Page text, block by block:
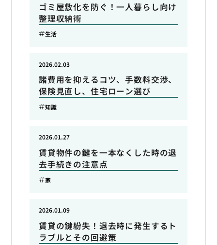
ゴミ屋敷化を防ぐ！一人暮らし向け
整理収納術
生活
諸費用を抑えるコツ、手数料交渉、
保険見直し、住宅ローン選び
2026.02.03
知識
賃貸物件の鍵を一本なくした時の退
去手続きの注意点
2026.01.27
家
賃貸の鍵紛失！退去時に発生するト
ラブルとその回避策
2026.01.09